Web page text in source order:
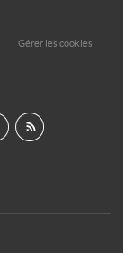
Gérer les cookies